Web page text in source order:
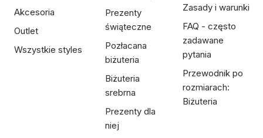
Akcesoria
Outlet
Wszystkie styles
Prezenty
świąteczne
Pozłacana
biżuteria
Biżuteria
srebrna
Prezenty dla
niej
Zasady i warunki
FAQ - często
zadawane
pytania
Przewodnik po
rozmiarach:
Biżuteria